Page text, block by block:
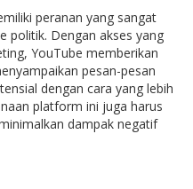
peranan yang sangat
politik. Dengan akses yang
YouTube memberikan
pesan-pesan
dengan cara yang lebih
platform ini juga harus
dampak negatif